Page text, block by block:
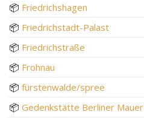
📦 Friedrichshagen
📦 Friedrichstadt-Palast
📦 Friedrichstraße
📦 Frohnau
📦 fürstenwalde/spree
📦 Gedenkstätte Berliner Mauer